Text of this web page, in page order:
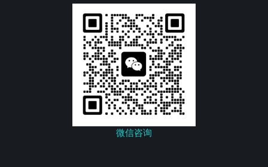
微信咨询